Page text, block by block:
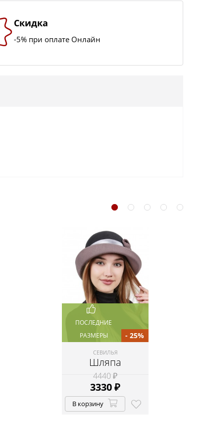
Скидка
-5% при оплате Онлайн
ПОСЛЕДНИЕ
РАЗМЕРЫ
СЕВИЛЬЯ
Шляпа
4440 ₽
3330₽
- 25%
В корзину